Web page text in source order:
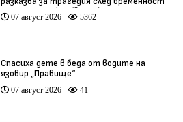
при същия лекар (видео)
07 август 2026 5362
Спасиха дете в беда от водите на
язовир „Правище“
07 август 2026 41